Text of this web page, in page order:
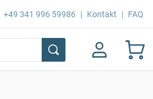
+49 341 996 59986 | Kontakt | FAQ